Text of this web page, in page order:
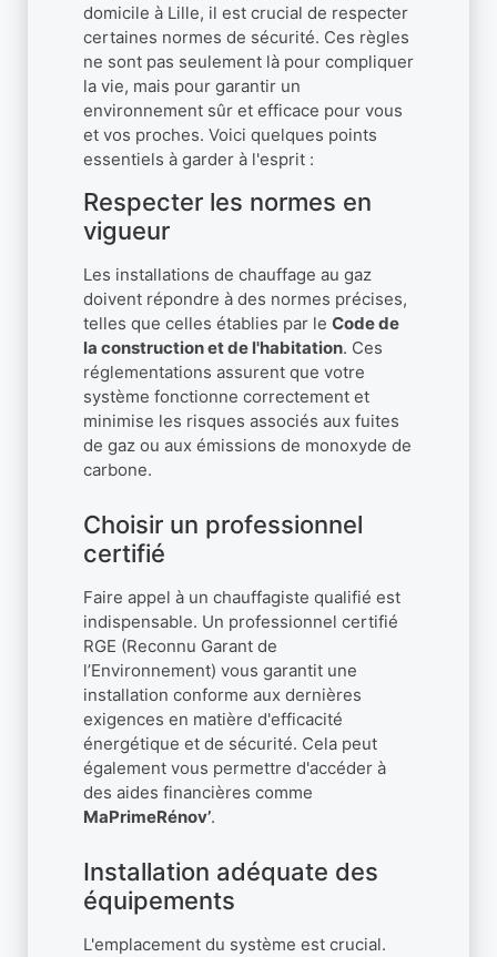
domicile à Lille, il est crucial de respecter
certaines normes de sécurité. Ces règles
ne sont pas seulement là pour compliquer
la vie, mais pour garantir un
environnement sûr et efficace pour vous
et vos proches. Voici quelques points
essentiels à garder à l'esprit :
Respecter les normes en
vigueur
Les installations de chauffage au gaz
doivent répondre à des normes précises,
telles que celles établies par le Code de
la construction et de l'habitation. Ces
réglementations assurent que votre
système fonctionne correctement et
minimise les risques associés aux fuites
de gaz ou aux émissions de monoxyde de
carbone.
Choisir un professionnel
certifié
Faire appel à un chauffagiste qualifié est
indispensable. Un professionnel certifié
RGE (Reconnu Garant de
l’Environnement) vous garantit une
installation conforme aux dernières
exigences en matière d'efficacité
énergétique et de sécurité. Cela peut
également vous permettre d'accéder à
des aides financières comme
MaPrimeRénov’.
Installation adéquate des
équipements
L'emplacement du système est crucial.